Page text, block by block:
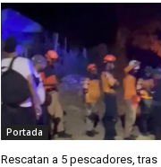
Portada
Rescatan a 5 pescadores, tras